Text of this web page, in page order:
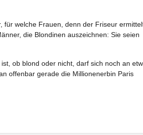
für welche Frauen, denn der Friseur
die Blondinen auszeichnen: Sie seien
ob blond oder nicht, darf sich noch an
offenbar gerade die Millionenerbin Paris